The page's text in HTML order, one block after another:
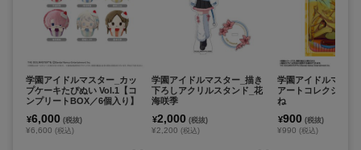
学園アイドルマスター_カッ
プケーキたぴぬい Vol.1【コ
ンプリートBOX／6個入り】
¥6,000 (税抜)
¥6,600 (税込)
学園アイドルマスター_描き
下ろしアクリルスタンド_花
海咲季
¥2,000 (税抜)
¥2,200 (税込)
学園アイドルマスタ
アートコレクション
ね
¥900 (税抜)
¥990 (税込)